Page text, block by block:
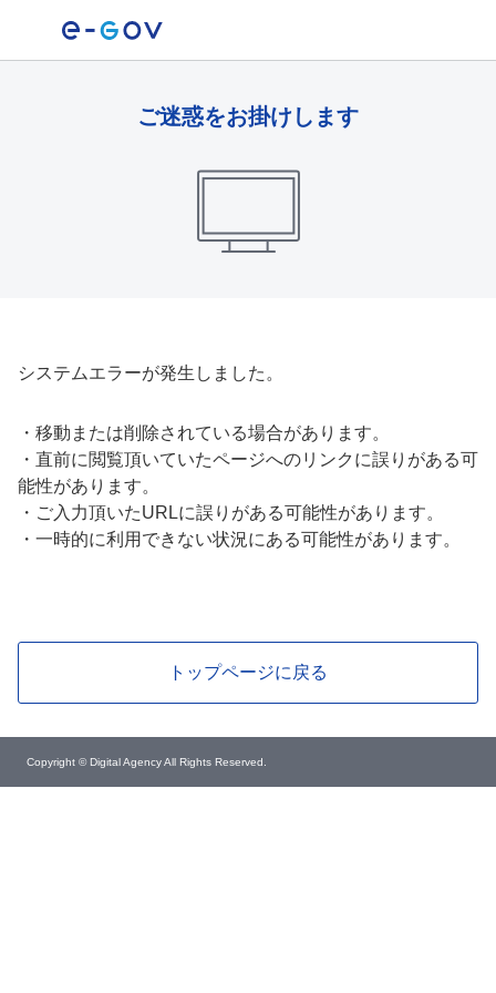
ご迷惑をお掛けします
システムエラーが発生しました。
・ 移動または削除されている場合があります。
・ 直前に閲覧頂いていたページへのリンクに誤りがある可
能性があります。
・ ご入力頂いたURLに誤りがある可能性があります。
・ 一時的に利用できない状況にある可能性があります。
トップページに戻る
Copyright © Digital Agency All Rights Reserved.